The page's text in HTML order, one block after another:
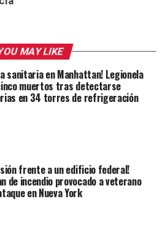
MAY LIKE
sanitaria en Manhattan! Legionela
muertos tras detectarse
en 34 torres de refrigeración
frente a un edificio federal!
de incendio provocado a veterano
en Nueva York